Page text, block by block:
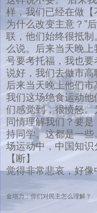
样，我们已经在做【
为什么改变主意？”
联，他们始终很抵
么说。后来当天晚
号要考托福，我也
说好，我们去做市高
后来当天晚上他们
我们这场绝食运动他
们感觉到，很愤怒
同情理解我们？要
持同学。这都是一
场运动中，中国知识
【断】
觉得非常悲哀，好像
金培力：你们对民主怎么理解？